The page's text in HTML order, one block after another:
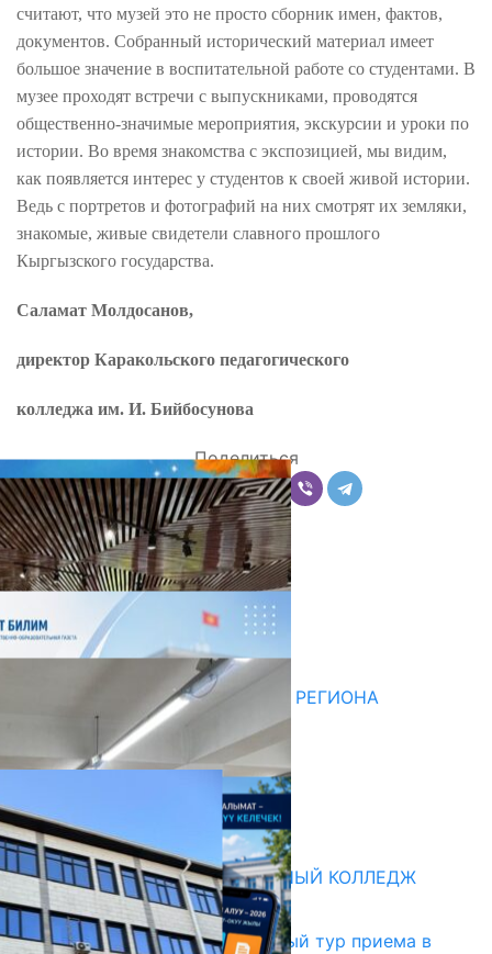
считают, что музей это не просто сборник имен, фактов,
документов. Собранный исторический материал имеет
большое значение в воспитательной работе со студентами. В
музее проходят встречи с выпускниками, проводятся
общественно-значимые мероприятия, экскурсии и уроки по
истории. Во время знакомства с экспозицией, мы видим,
как появляется интерес у студентов к своей живой истории.
Ведь с портретов и фотографий на них смотрят их земляки,
знакомые, живые свидетели славного прошлого
Кыргызского государства.
Саламат Молдосанов,
директор Каракольского педагогического
колледжа им. И. Бийбосунова
Поделиться
Комментарии
Последние новости
НЕДЕЛЯ В ОБЗОРЕ
07.08.2026
ДЛЯ МЕТОДИСТОВ ЮЖНОГО РЕГИОНА
НАЧАЛОСЬ ОБУЧЕНИЕ
05.08.2026
31.07.2026
Абитуриент
БИШКЕКСКИЙ УНИВЕРСАЛЬНЫЙ КОЛЛЕДЖ
17.07.2026
В Кыргызстане начался первый тур приема в